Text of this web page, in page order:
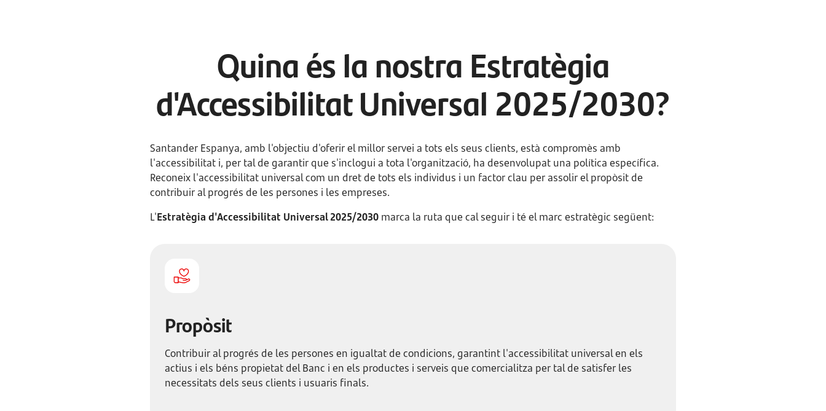
Quina és la nostra Estratègia
d'Accessibilitat Universal 2025/2030?
Santander Espanya, amb l'objectiu d'oferir el millor servei a tots els seus clients, està compromès amb
l'accessibilitat i, per tal de garantir que s'inclogui a tota l'organització, ha desenvolupat una política específica.
Reconeix l'accessibilitat universal com un dret de tots els individus i un factor clau per assolir el propòsit de
contribuir al progrés de les persones i les empreses.
L'Estratègia d'Accessibilitat Universal 2025/2030 marca la ruta que cal seguir i té el marc estratègic següent:
Propòsit
Contribuir al progrés de les persones en igualtat de condicions, garantint l'accessibilitat universal en els
actius i els béns propietat del Banc i en els productes i serveis que comercialitza per tal de satisfer les
necessitats dels seus clients i usuaris finals.